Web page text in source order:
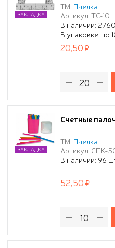
ТМ: Пчелка
Артикул: ТС-10
В наличии:
В упаковке: по
ЗАКЛАДКА
20,50
Счетные
ТМ: Пчелка
Артикул: СПК-
В наличии: 96
ЗАКЛАДКА
52,50